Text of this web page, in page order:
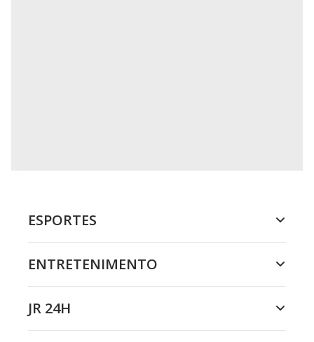
ESPORTES
ENTRETENIMENTO
JR 24H